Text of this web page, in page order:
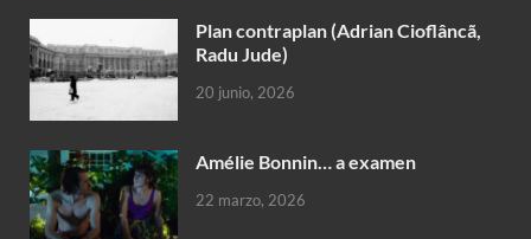
Plan contraplan (Adrian Cioflâncã,
Radu Jude)
20 junio, 2026
Amélie Bonnin… a examen
22 marzo, 2026